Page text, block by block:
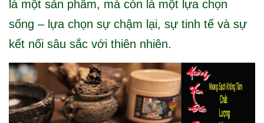
là một sản phẩm, mà còn là một lựa chọn
sống – lựa chọn sự chậm lại, sự tinh tế và sự
kết nối sâu sắc với thiên nhiên.